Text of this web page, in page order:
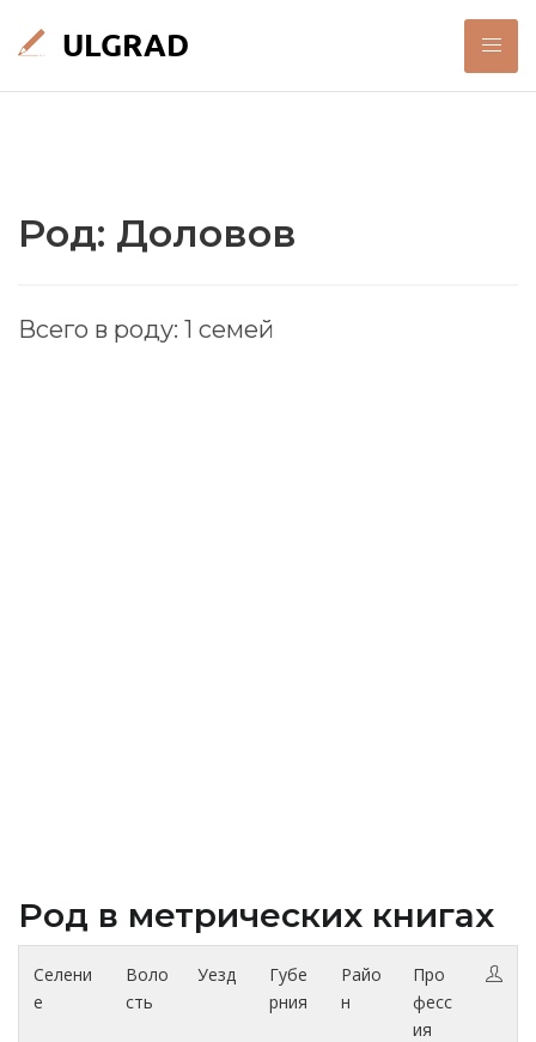
Род: Доловов
Всего в роду: 1 семей
Род в метрических книгах
Селени
е
Воло
сть
Уезд
Губе
рния
Райо
н
Про
фесс
ия